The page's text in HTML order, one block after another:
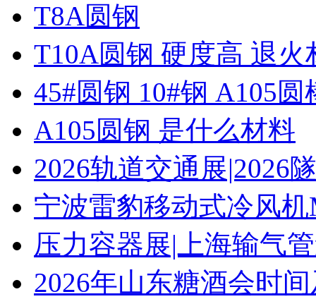
T8A圆钢
T10A圆钢 硬度高 退火
45#圆钢 10#钢 A105圆
A105圆钢 是什么材料
2026轨道交通展|2026
宁波雷豹移动式冷风
压力容器展|上海输气
2026年山东糖酒会时